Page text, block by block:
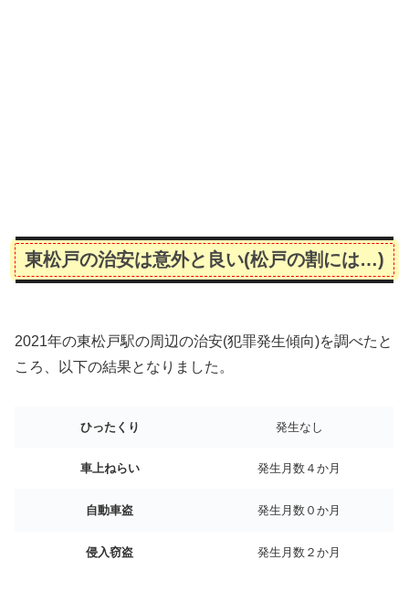
東松戸の治安は意外と良い(松戸の割には…)
2021年の東松戸駅の周辺の治安(犯罪発生傾向)を調べたと
ころ、以下の結果となりました。
ひったくり 発生なし
車上ねらい 発生月数４か月
自動車盗 発生月数０か月
侵入窃盗 発生月数２か月